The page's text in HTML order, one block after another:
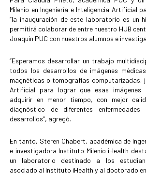
Milenio en Ingeniería e Inteligencia Artificial
“la inauguración de este laboratorio es un
permitirá colaborar de entre nuestro HUB
Joaquín PUC con nuestros alumnos e
“Esperamos desarrollar un trabajo
todos los desarrollos de imágenes
magnéticas o tomografías computarizadas,
Artificial para lograr que esas imágenes
adquirir en menor tiempo, con mejor
diagnóstico de diferentes
desarrollos”, agregó.
En tanto, Steren Chabert, académica de
e investigadora Instituto Milenio iHealth
un laboratorio destinado a los
asociado al Instituto iHealth y al doctorado en